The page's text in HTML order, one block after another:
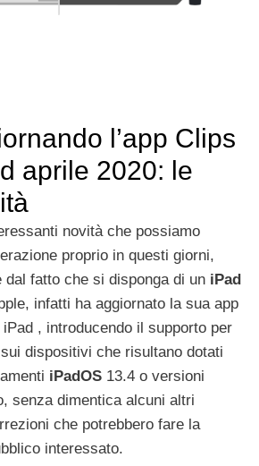
l’app Clips
aprile 2020: le
novità che possiamo
proprio in questi giorni,
dal fatto che si disponga di un iPad
infatti ha aggiornato la sua app
iPad , introducendo il supporto per
dispositivi che risultano dotati
iPadOS 13.4 o versioni
senza dimentica alcuni altri
che potrebbero fare la
interessato.